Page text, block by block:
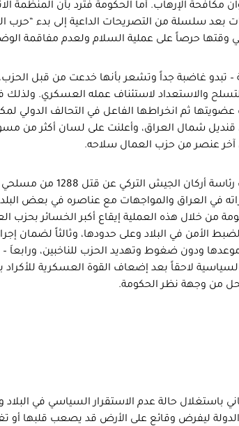
الإرهاب. أما الحكومة فترد بأن المنظمة
بعد سلسلة من التصريحات الداعية إلى بدء “حرب
وقتها حرصاً على عملية السلام ولعدم مفاقمة
– تبدو غاضبة جداً وتشعر بأنها خدعت من قبل
والاستعداد لاستئناف عمله العسكري. ولذلك
ثم انخراطها الفاعل في التحالف الدولي
شمال العراق، وأعلنت على لسان أكثر من
آخر عنصر من حزب العمال سلاحه.
في العشرين من أيلول/سبتمبر الفائت أعلنت رئاسة أركان الجيش التركي عن قتل 1288 من مسلحي
قصف معسكراته في العراق والمواجهات مع عناصره في بعض
من خلال هذه العملية إيقاع أكبر الخسائر بحزب
لضبط الأمن في البلاد وعلى حدودها، وثالثاً لضمان
ودون ضغوط وتهديد الحزب للناخبين، ورابعاَ
لاحقاً بعد إضعاف القوة العسكرية للأكراد
من وجهة نظر الحكومة.
باستغلال حالة عدم الاستقرار السياسي في البلاد
ليفرض وقائع على الأرض قد يصعب قلبها أو